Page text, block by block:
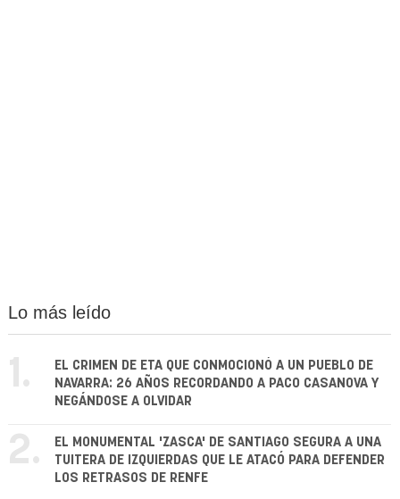
Lo más leído
1.
EL CRIMEN DE ETA QUE CONMOCIONÓ A UN PUEBLO DE
NAVARRA: 26 AÑOS RECORDANDO A PACO CASANOVA Y
NEGÁNDOSE A OLVIDAR
2.
EL MONUMENTAL 'ZASCA' DE SANTIAGO SEGURA A UNA
TUITERA DE IZQUIERDAS QUE LE ATACÓ PARA DEFENDER
LOS RETRASOS DE RENFE